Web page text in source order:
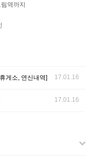
역까지
게소, 연신내역] 17.01.16
17.01.16